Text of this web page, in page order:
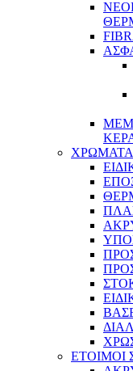
ΧΡΩΜΑΤΑ
ΕΤΟΙΜΟΙ